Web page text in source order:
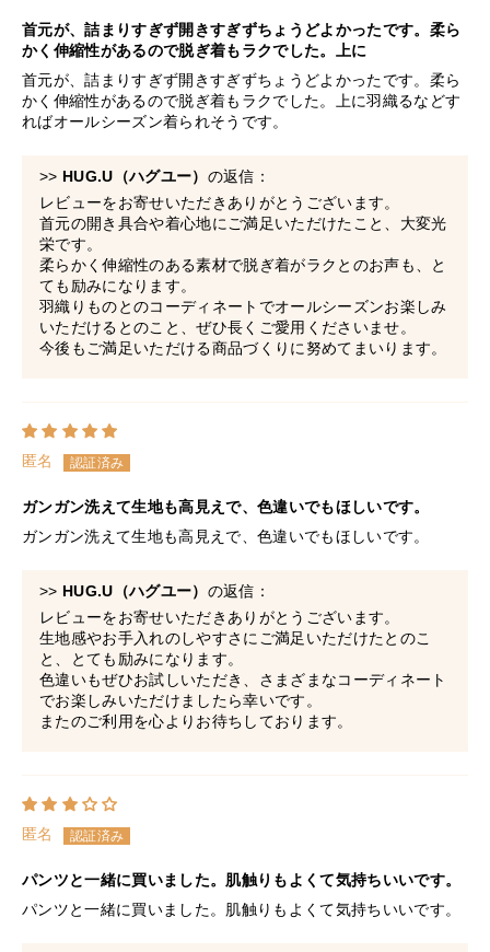
首元が、詰まりすぎず開きすぎずちょうどよかったです。柔ら
かく伸縮性があるので脱ぎ着もラクでした。上に
首元が、詰まりすぎず開きすぎずちょうどよかったです。柔ら
かく伸縮性があるので脱ぎ着もラクでした。上に羽織るなどす
ればオールシーズン着られそうです。
>> HUG.U（ハグユー） の返信：
レビューをお寄せいただきありがとうございます。
首元の開き具合や着心地にご満足いただけたこと、大変光
栄です。
柔らかく伸縮性のある素材で脱ぎ着がラクとのお声も、と
ても励みになります。
羽織りものとのコーディネートでオールシーズンお楽しみ
いただけるとのこと、ぜひ長くご愛用くださいませ。
今後もご満足いただける商品づくりに努めてまいります。
匿名
ガンガン洗えて生地も高見えで、色違いでもほしいです。
ガンガン洗えて生地も高見えで、色違いでもほしいです。
>> HUG.U（ハグユー） の返信：
レビューをお寄せいただきありがとうございます。
生地感やお手入れのしやすさにご満足いただけたとのこ
と、とても励みになります。
色違いもぜひお試しいただき、さまざまなコーディネート
でお楽しみいただけましたら幸いです。
またのご利用を心よりお待ちしております。
匿名
パンツと一緒に買いました。肌触りもよくて気持ちいいです。
パンツと一緒に買いました。肌触りもよくて気持ちいいです。